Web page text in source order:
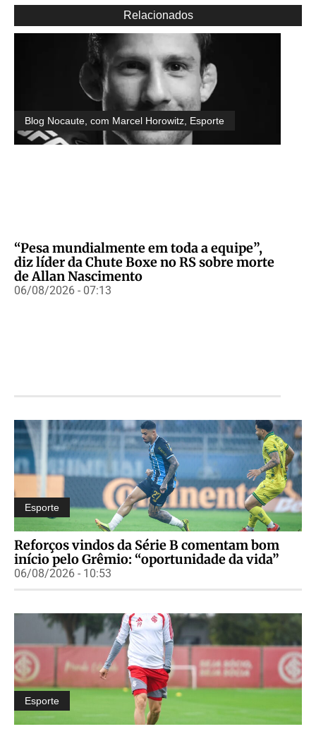
Relacionados
Blog Nocaute, com Marcel Horowitz Esporte
“Pesa mundialmente em toda a equipe”,
diz líder da Chute Boxe no RS sobre morte
de Allan Nascimento
06/08/2026 - 07:13
Esporte
Reforços vindos da Série B comentam bom
início pelo Grêmio: “oportunidade da vida”
06/08/2026 - 10:53
Esporte